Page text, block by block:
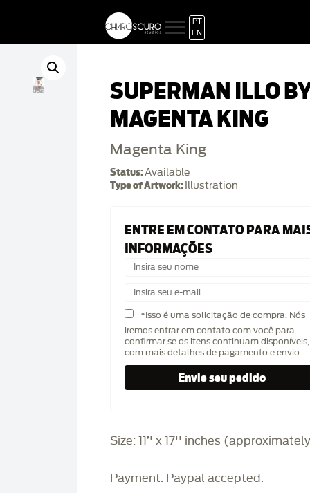
PT
EN
SUPERMAN ILLO
MAGENTA KING
Magenta King
Status:Available
Type of Artwork: Illustration
ENTRE EM CONTATO PARA
INFORMAÇÕES
*Isso é uma solicitação de compra. Nós
iremos entrar em contato com você para
confirmar se os itens continuam disponíveis,
com mais detalhes de pagamento e envio
Size: 11’' x 17'' inches
Payment: Paypal accepted.